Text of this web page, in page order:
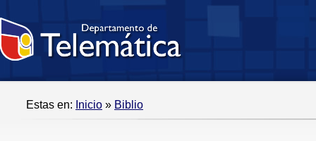
Estas en: Inicio » Biblio